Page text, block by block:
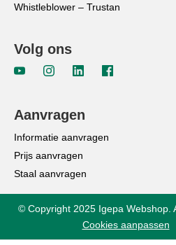
Whistleblower – Trustan
Volg ons
Aanvragen
Informatie aanvragen
Prijs aanvragen
Staal aanvragen
© Copyright 2025 Igepa Webshop.
Cookies aanpassen